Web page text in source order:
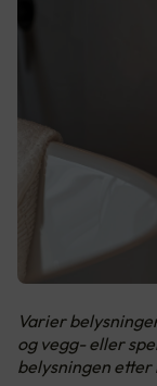
Varier
og vegg- eller
belysningen etter